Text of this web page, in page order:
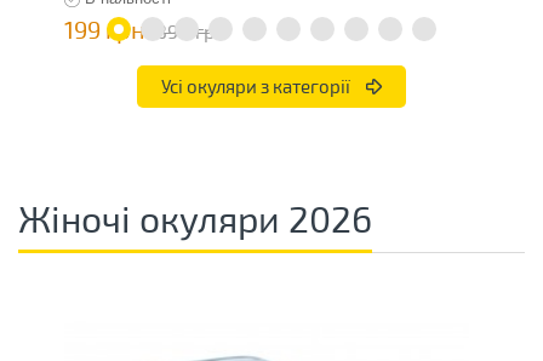
199 грн 398 грн
Усі окуляри з категорії
Жіночі окуляри 2026